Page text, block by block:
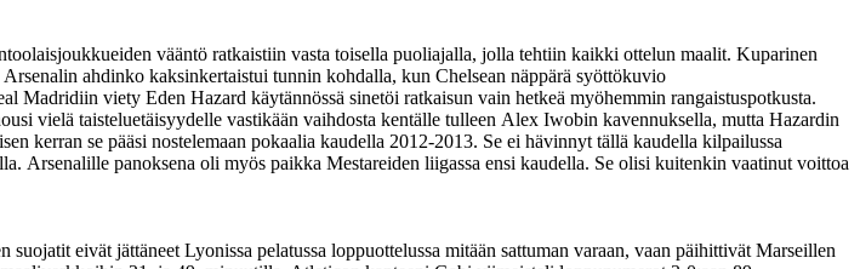
vääntö ratkaistiin vasta toisella puoliajalla, jolla tehtiin kaikki ottelun maalit. Kuparinen
ahdinko kaksinkertaistui tunnin kohdalla, kun Chelsean näppärä syöttökuvio
Madridiin viety Eden Hazard käytännössä sinetöi ratkaisun vain hetkeä myöhemmin rangaistuspotkusta.
vielä taisteluetäisyydelle vastikään vaihdosta kentälle tulleen Alex Iwobin kavennuksella, mutta Hazardin
kerran se pääsi nostelemaan pokaalia kaudella 2012-2013. Se ei hävinnyt tällä kaudella kilpailussa
Arsenalille panoksena oli myös paikka Mestareiden liigassa ensi kaudella. Se olisi kuitenkin vaatinut voittoa
eivät jättäneet Lyonissa pelatussa loppuottelussa mitään sattuman varaan, vaan päihittivät Marseillen